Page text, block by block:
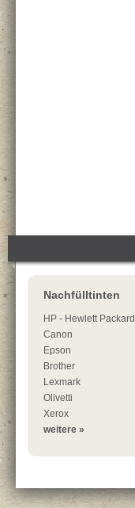
Nachfülltinten
HP - Hewlett Packard
Canon
Epson
Brother
Lexmark
Olivetti
Xerox
weitere »